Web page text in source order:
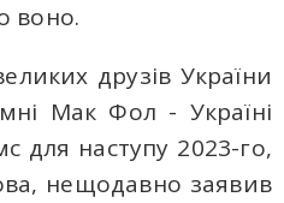
воно.
друзів України
Мак Фол - Україні
для наступу 2023-го,
нещодавно заявив